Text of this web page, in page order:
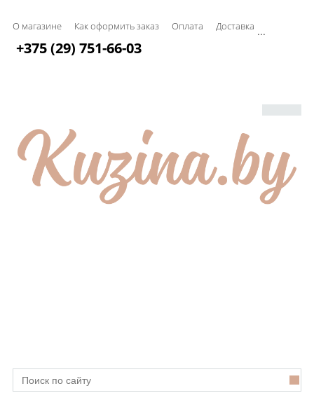
О магазине Как оформить заказ Оплата Доставка ...
+375 (29) 751-66-03